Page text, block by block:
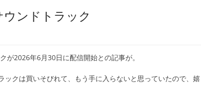
ウンドトラック
2026年6月30日に配信開始との記事が。
クは買いそびれて、もう手に入らないと思っていたので、